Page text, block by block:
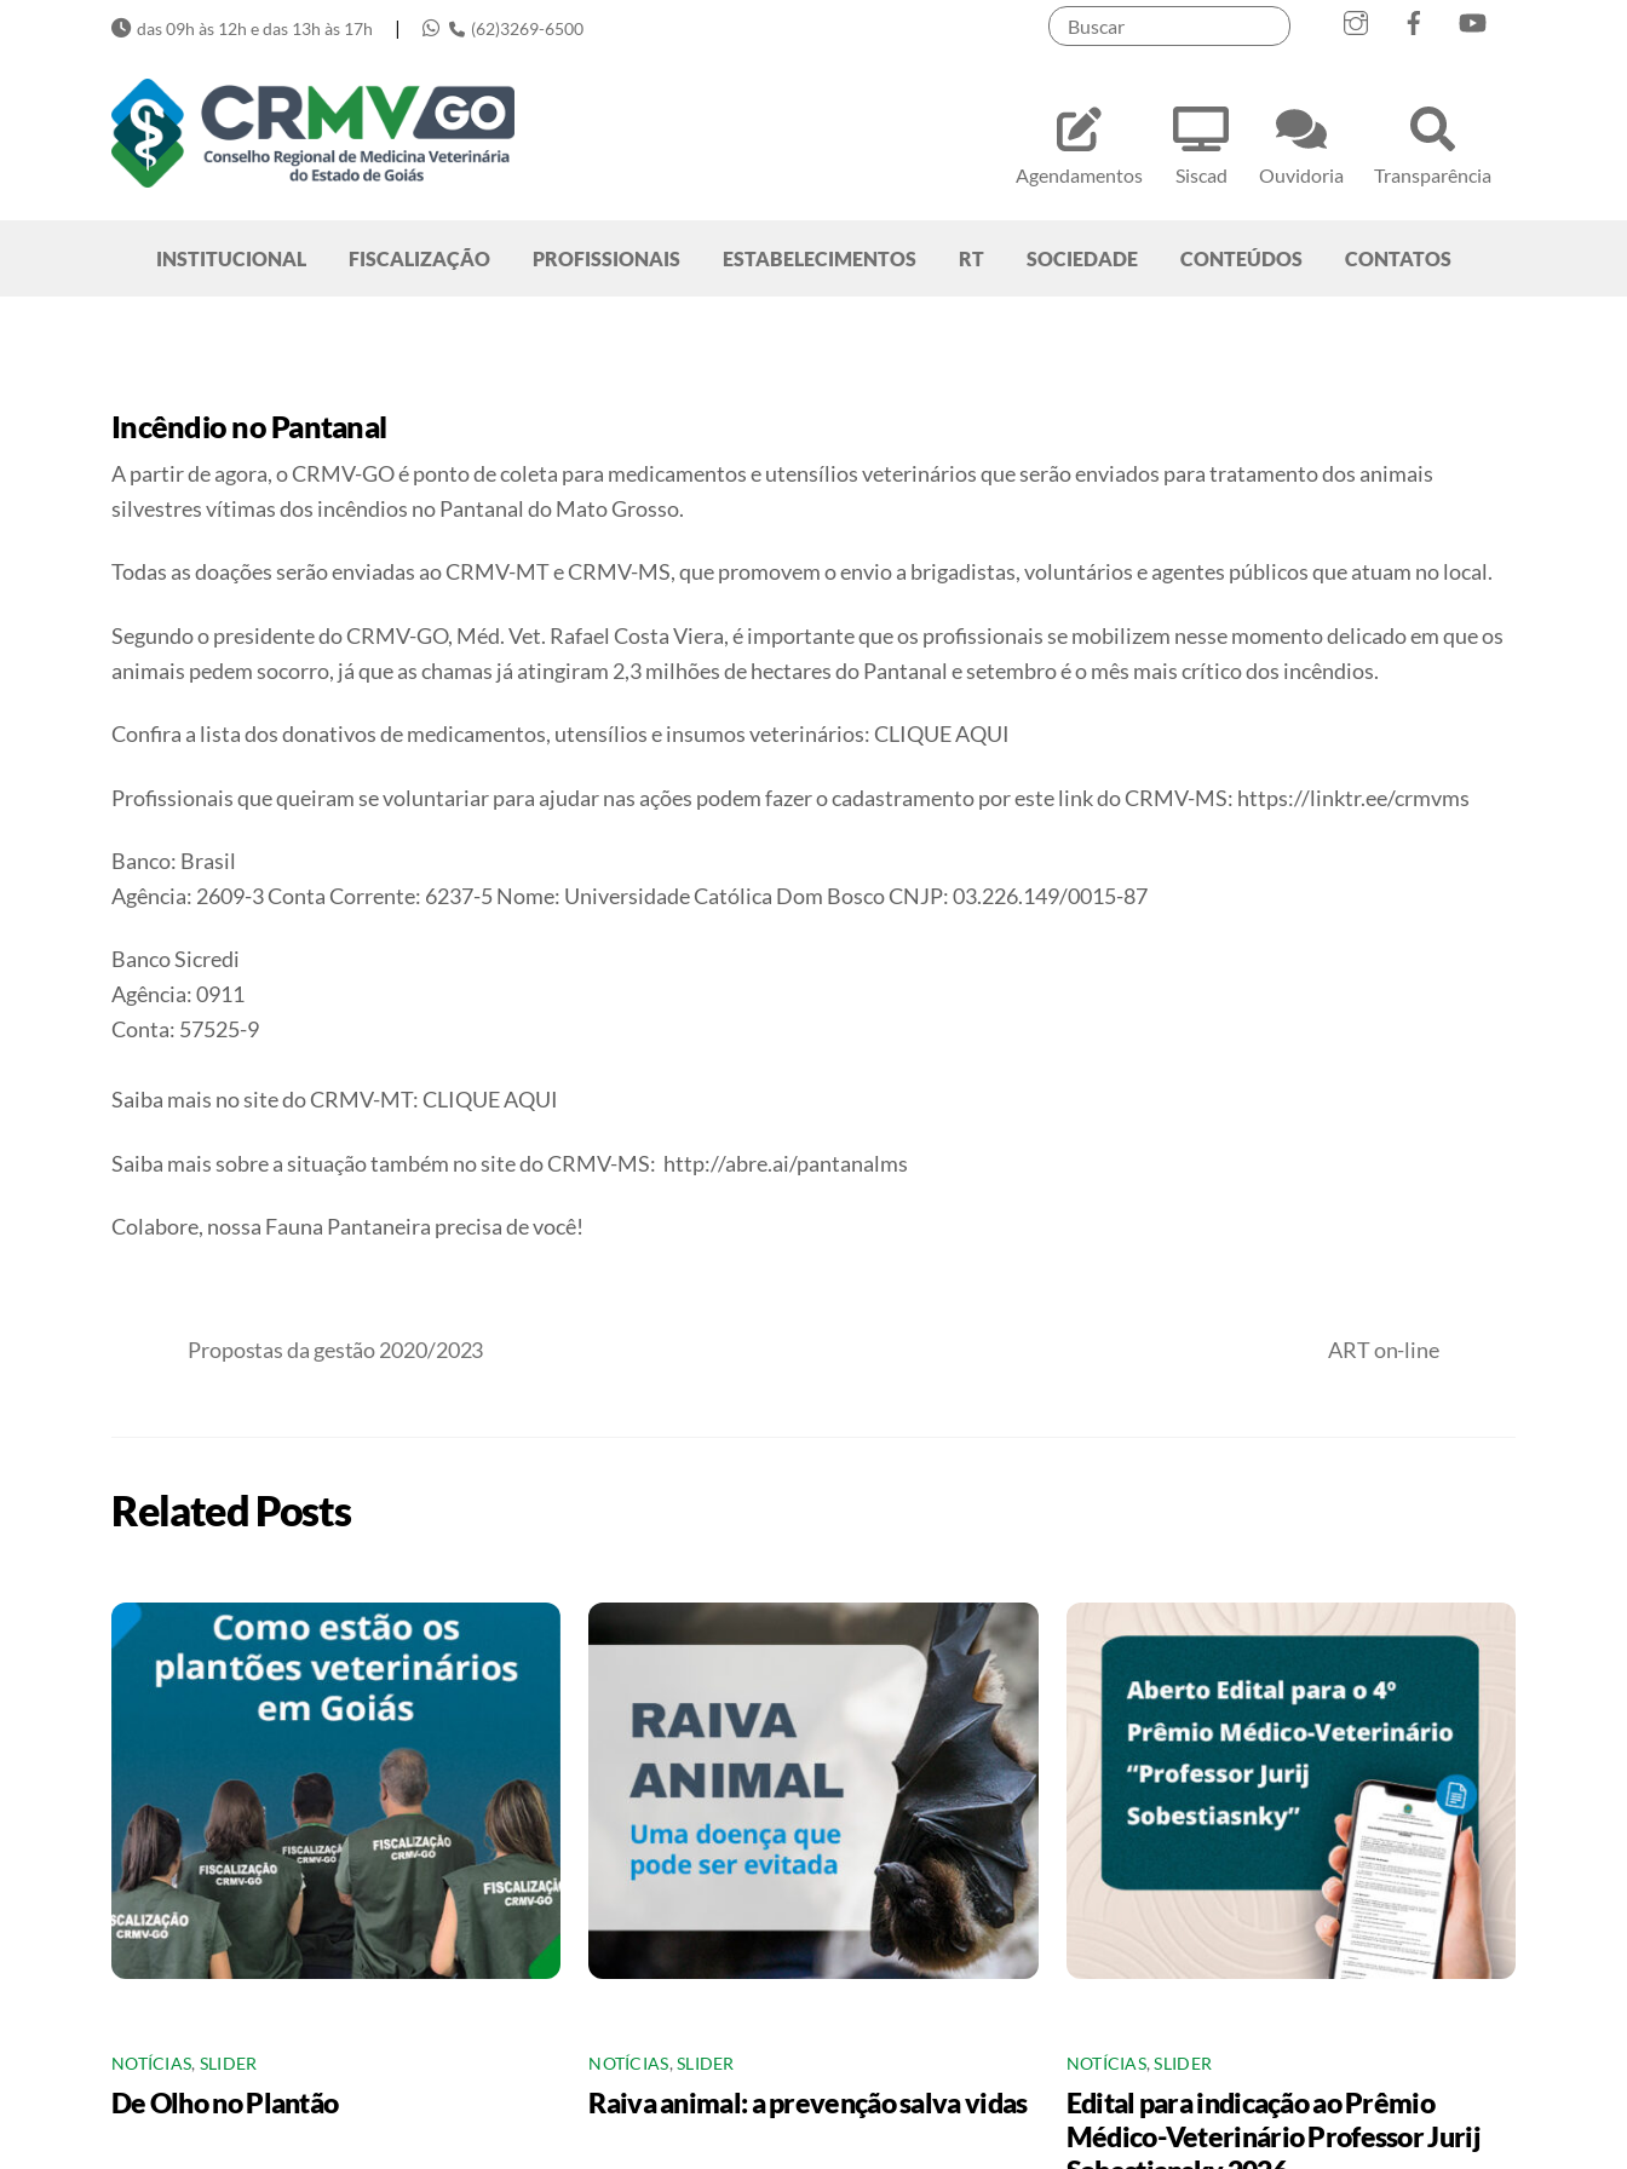
Agendamentos Siscad Ouvidoria Transparência
das 09h às 12h e das 13h às 17h | (62)3269-6500
INSTITUCIONAL FISCALIZAÇÃO PROFISSIONAIS ESTABELECIMENTOS RT SOCIEDADE CONTEÚDOS CONTATOS
Incêndio no Pantanal
A partir de agora, o CRMV-GO é ponto de coleta para medicamentos e utensílios veterinários que serão enviados para tratamento dos animais
silvestres vítimas dos incêndios no Pantanal do Mato Grosso.
Todas as doações serão enviadas ao CRMV-MT e CRMV-MS, que promovem o envio a brigadistas, voluntários e agentes públicos que atuam no local.
Segundo o presidente do CRMV-GO, Méd. Vet. Rafael Costa Viera, é importante que os profissionais se mobilizem nesse momento delicado em que os
animais pedem socorro, já que as chamas já atingiram 2,3 milhões de hectares do Pantanal e setembro é o mês mais crítico dos incêndios.
Confira a lista dos donativos de medicamentos, utensílios e insumos veterinários: CLIQUE AQUI
Profissionais que queiram se voluntariar para ajudar nas ações podem fazer o cadastramento por este link do CRMV-MS: https://linktr.ee/crmvms
Banco: Brasil
Agência: 2609-3 Conta Corrente: 6237-5 Nome: Universidade Católica Dom Bosco CNJP: 03.226.149/0015-87
Banco Sicredi
Agência: 0911
Conta: 57525-9
Saiba mais no site do CRMV-MT: CLIQUE AQUI
Saiba mais sobre a situação também no site do CRMV-MS: http://abre.ai/pantanalms
Colabore, nossa Fauna Pantaneira precisa de você!
Propostas da gestão 2020/2023 ART on-line
Related Posts
NOTÍCIAS, SLIDER
De Olho no Plantão
NOTÍCIAS,SLIDER
Raiva animal: a prevenção salva vidas
NOTÍCIAS,SLIDER
Edital para indicação ao Prêmio
Médico-Veterinário Professor Jurij